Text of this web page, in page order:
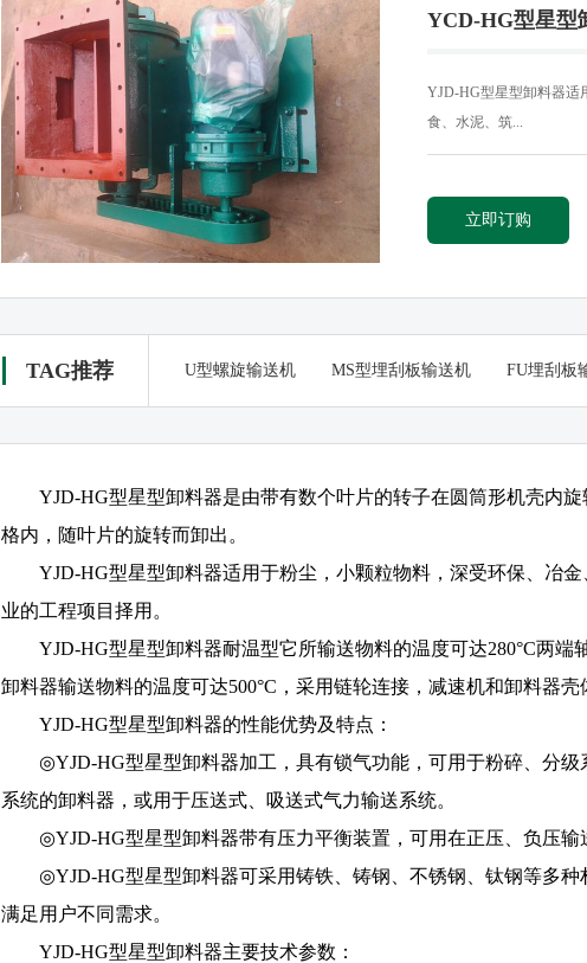
YCD-HG型星型
YJD-HG型星型卸料器适
食、水泥、筑...
立即订购
TAG推荐 U型螺旋输送机 MS型埋刮板输送机 FU埋刮板
YJD-HG型星型卸料器是由带有数个叶片的转子在圆筒形机壳内
格内，随叶片的旋转而卸出。
YJD-HG型星型卸料器适用于粉尘，小颗粒物料，深受环保、冶
业的工程项目择用。
YJD-HG型星型卸料器耐温型它所输送物料的温度可达280°C两
卸料器输送物料的温度可达500°C，采用链轮连接，减速机和卸料器壳
YJD-HG型星型卸料器的性能优势及特点：
◎YJD-HG型星型卸料器加工，具有锁气功能，可用于粉碎、分
系统的卸料器，或用于压送式、吸送式气力输送系统。
◎YJD-HG型星型卸料器带有压力平衡装置，可用在正压、负压输
◎YJD-HG型星型卸料器可采用铸铁、铸钢、不锈钢、钛钢等多种
满足用户不同需求。
YJD-HG型星型卸料器主要技术参数：